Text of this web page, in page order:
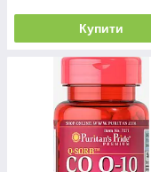
Купити